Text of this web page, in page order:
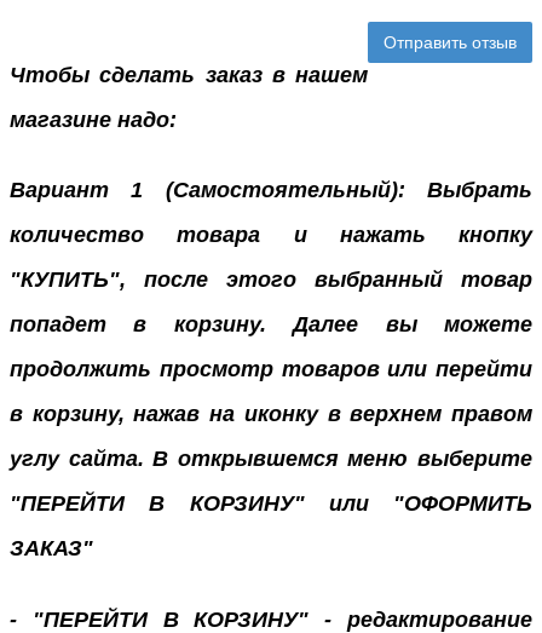
Отправить отзыв
Чтобы сделать заказ в нашем
магазине надо:
Вариант 1 (Самостоятельный): Выбрать
количество товара и нажать кнопку
"КУПИТЬ", после этого выбранный товар
попадет в корзину. Далее вы можете
продолжить просмотр товаров или перейти
в корзину, нажав на иконку в верхнем правом
углу сайта. В открывшемся меню выберите
"ПЕРЕЙТИ В КОРЗИНУ" или "ОФОРМИТЬ
ЗАКАЗ"
- "ПЕРЕЙТИ В КОРЗИНУ" - редактирование